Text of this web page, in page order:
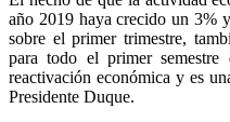
año 2019 haya crecido un 3%
sobre el primer trimestre,
para todo el primer
reactivación económica y es
Presidente Duque.